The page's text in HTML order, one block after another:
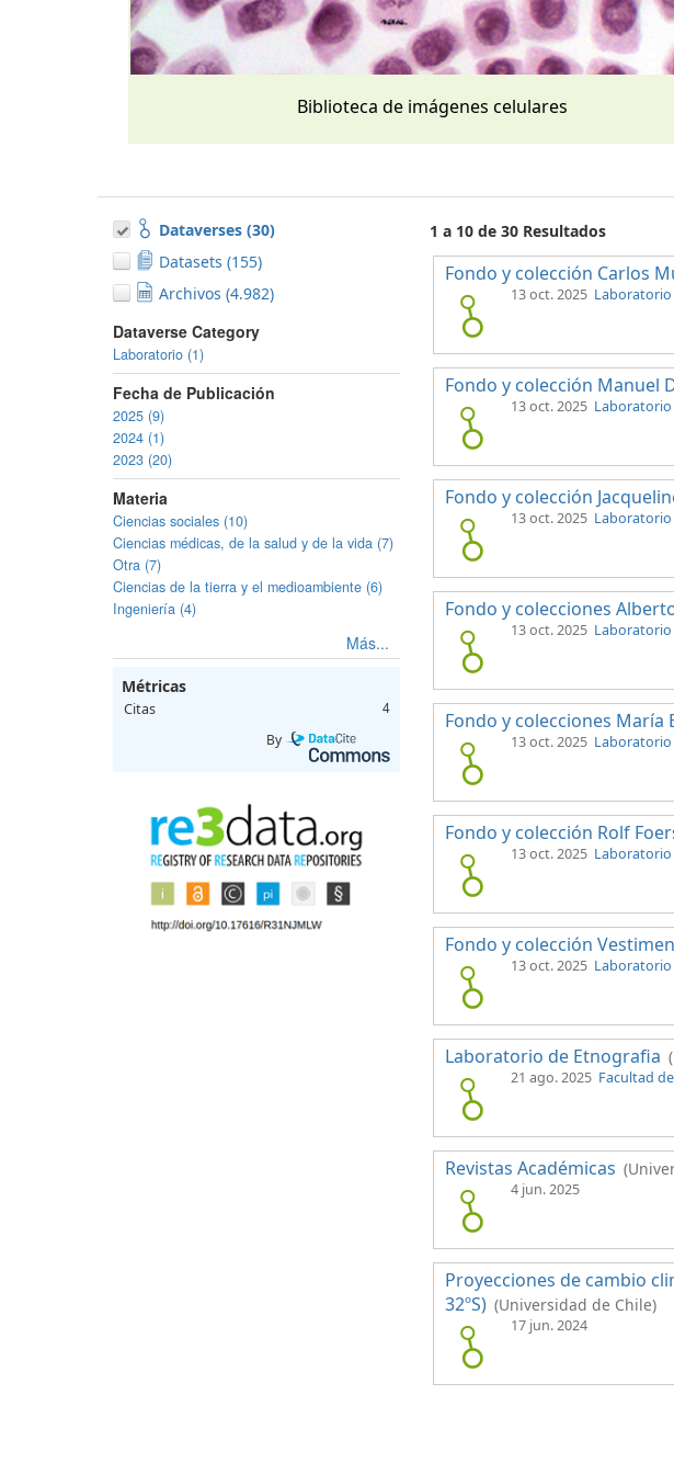
Biblioteca de imágenes celulares
Dataverses (30)
Datasets (155)
Archivos (4.982)
Dataverse Category
Laboratorio (1)
Fecha de Publicación
2025 (9)
2024 (1)
2023 (20)
Materia
Ciencias sociales (10)
Ciencias médicas, de la salud y de la vida (7)
Otra (7)
Ciencias de la tierra y el medioambiente (6)
Ingeniería (4)
Más...
Métricas
Citas 4
By
1 a 10 de 30 Resultados
Fondo y colección Carlos
13 oct. 2025
Fondo y colección Manuel
13 oct. 2025
Fondo y colección
13 oct. 2025
Fondo y colecciones
13 oct. 2025
Fondo y colecciones María
13 oct. 2025
Fondo y colección Rolf
13 oct. 2025
Fondo y colección
13 oct. 2025
Laboratorio de Etnografia
21 ago. 2025 Facultad
Revistas Académicas
4 jun. 2025
Proyecciones de cambio
32ºS) (Universidad de Chile)
17 jun. 2024